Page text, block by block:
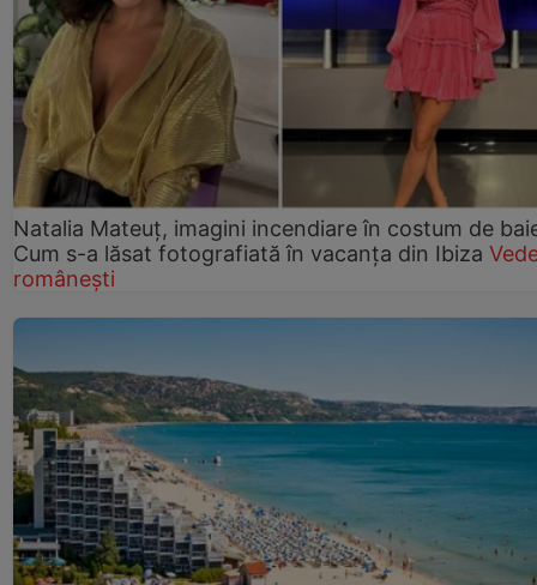
Natalia Mateuț, imagini incendiare în costum de
Cum s-a lăsat fotografiată în vacanța din Ibiza
românești